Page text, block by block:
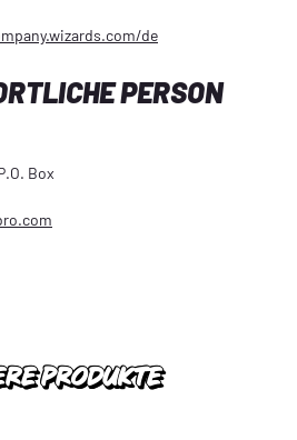
de
PERSON
Box
PRODUKTE